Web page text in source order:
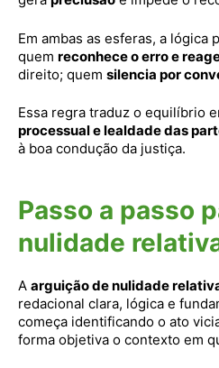
Em ambas as esferas, a lógica
quem reconhece o erro e
direito; quem silencia por
Essa regra traduz o equilíbrio
processual e lealdade das
à boa condução da justiça.
Passo a passo
nulidade
A arguição de nulidade
redacional clara, lógica e
começa identificando o ato
forma objetiva o contexto em